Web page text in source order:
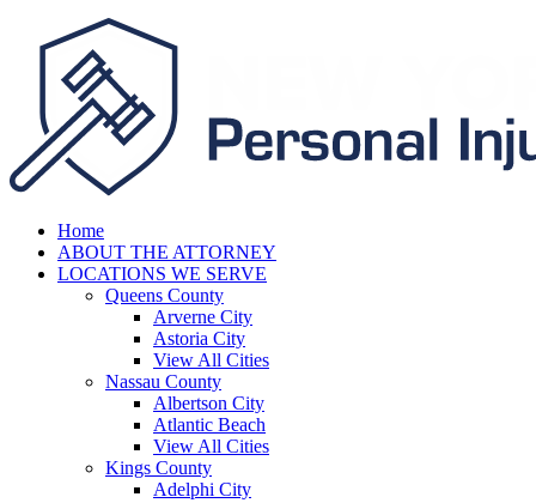
Home
ABOUT THE ATTORNEY
LOCATIONS WE SERVE
Queens County
Arverne City
Astoria City
View All Cities
Nassau County
Albertson City
Atlantic Beach
View All Cities
Kings County
Adelphi City